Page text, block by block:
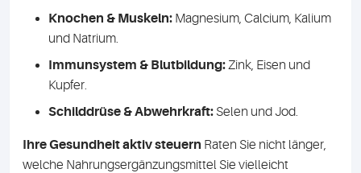
Knochen & Muskeln: Magnesium, Calcium, Kalium
und Natrium.
Immunsystem & Blutbildung:Zink, Eisen und
Kupfer.
Schilddrüse & Abwehrkraft: Selen und Jod.
Ihre Gesundheit aktiv steuern Raten Sie nicht länger,
welche Nahrungsergänzungsmittel Sie vielleicht